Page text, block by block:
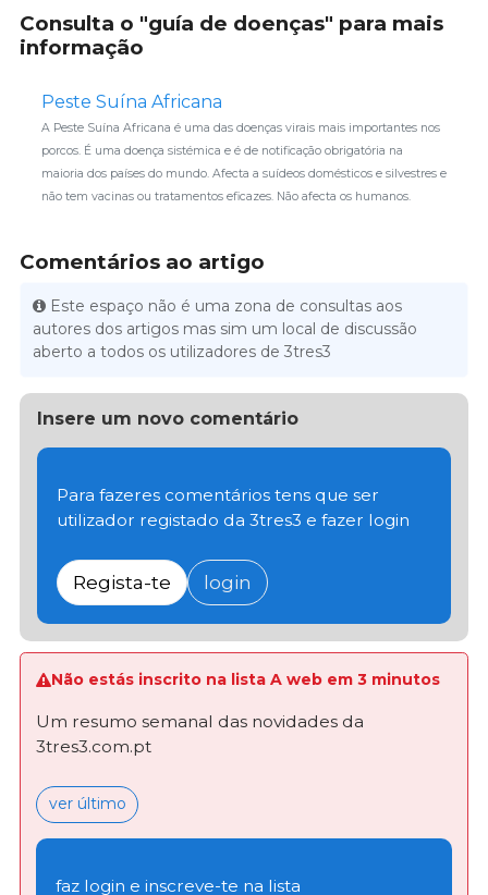
Consulta o "guía de doenças" para mais
informação
Peste Suína Africana
A Peste Suína Africana é uma das doenças virais mais importantes nos
porcos. É uma doença sistémica e é de notificação obrigatória na
maioria dos países do mundo. Afecta a suídeos domésticos e silvestres e
não tem vacinas ou tratamentos eficazes. Não afecta os humanos.
Comentários ao artigo
Este espaço não é uma zona de consultas aos
autores dos artigos mas sim um local de discussão
aberto a todos os utilizadores de 3tres3
Insere um novo comentário
Para fazeres comentários tens que ser
utilizador registado da 3tres3 e fazer login
Regista-te login
Não estás inscrito na lista A web em 3 minutos
Um resumo semanal das novidades da
3tres3.com.pt
ver último
faz login e inscreve-te na lista